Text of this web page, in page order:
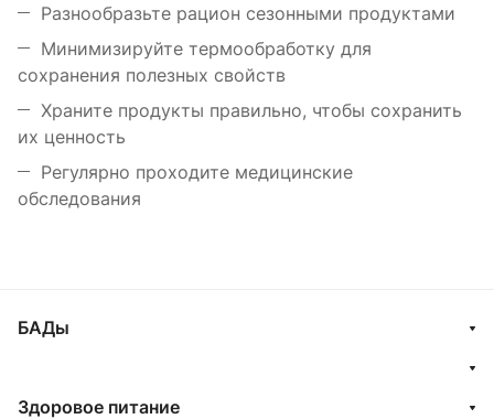
Разнообразьте рацион сезонными продуктами
Минимизируйте термообработку для
сохранения полезных свойств
Храните продукты правильно, чтобы сохранить
их ценность
Регулярно проходите медицинские
обследования
БАДы
Здоровое питание